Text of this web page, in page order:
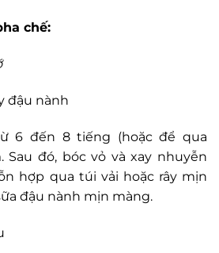
chế:
đậu nành
6 đến 8 tiếng (hoặc để qua
Sau đó, bóc vỏ và xay nhuyễn
hợp qua túi vải hoặc rây mịn
đậu nành mịn màng.